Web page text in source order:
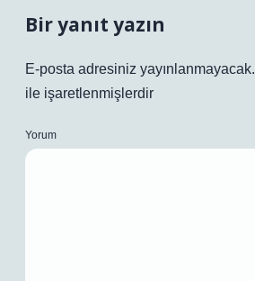
Bir yanıt yazın
E-posta adresiniz yayınlanmayacak.
ile işaretlenmişlerdir
Yorum